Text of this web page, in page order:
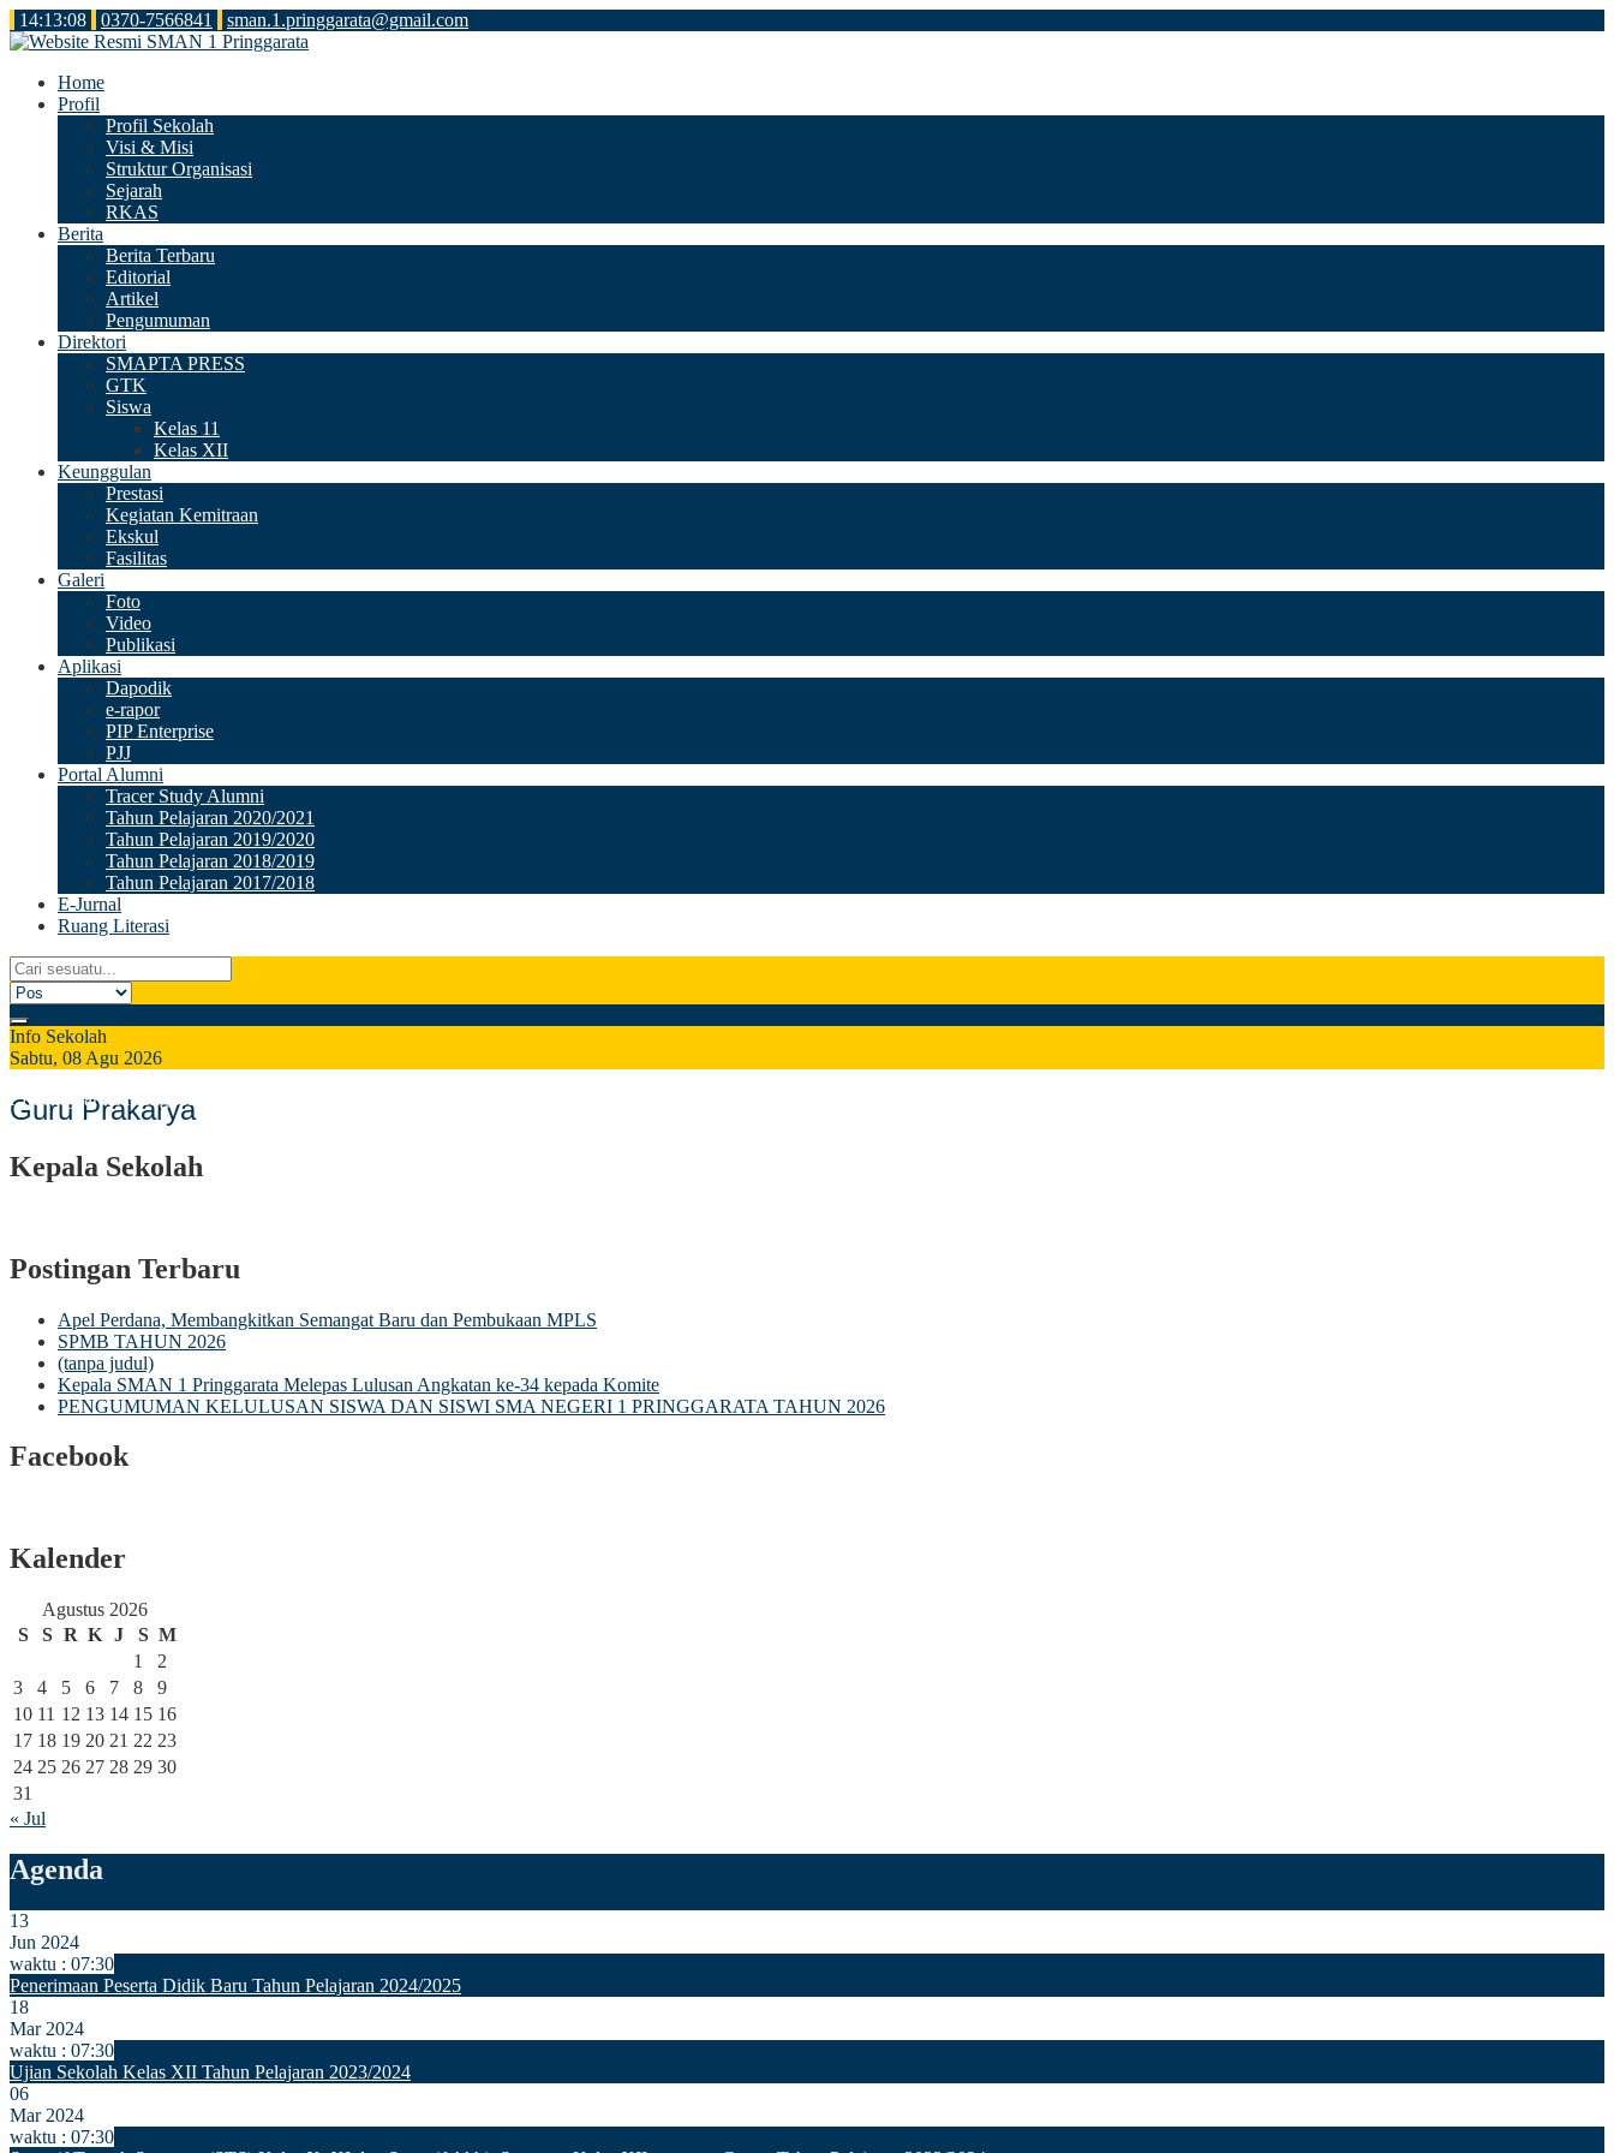
14:13:08 0370-7566841 sman.1.pringgarata@gmail.com
Home
Profil
Profil Sekolah
Visi & Misi
Struktur Organisasi
Sejarah
RKAS
Berita
Berita Terbaru
Editorial
Artikel
Pengumuman
Direktori
SMAPTA PRESS
GTK
Siswa
Kelas 11
Kelas XII
Keunggulan
Prestasi
Kegiatan Kemitraan
Ekskul
Fasilitas
Galeri
Foto
Video
Publikasi
Aplikasi
Dapodik
e-rapor
PIP Enterprise
PJJ
Portal Alumni
Tracer Study Alumni
Tahun Pelajaran 2020/2021
Tahun Pelajaran 2019/2020
Tahun Pelajaran 2018/2019
Tahun Pelajaran 2017/2018
E-Jurnal
Ruang Literasi
Info Sekolah
Sabtu, 08 Agu 2026
Mengucapkan "Selamat Memperingati Hari Pendidikan Nasional 2026: Menguatkan Partisipasi Semesta Mewujudkan Pendidikan Bermutu untuk Semua"
Guru Prakarya
Kepala Sekolah
Postingan Terbaru
Apel Perdana, Membangkitkan Semangat Baru dan Pembukaan MPLS
SPMB TAHUN 2026
(tanpa judul)
Kepala SMAN 1 Pringgarata Melepas Lulusan Angkatan ke-34 kepada Komite
PENGUMUMAN KELULUSAN SISWA DAN SISWI SMA NEGERI 1 PRINGGARATA TAHUN 2026
Facebook
Kalender
Agustus 2026
S
S R K J S M
1
2
3
4 5 6 7 8
9
10 11 12 13 14 15 16
17 18 19 20 21 22 23
24 25 26 27 28 29 30
31
« Jul
Agenda
13
Jun 2024
waktu : 07:30
Penerimaan Peserta Didik Baru Tahun Pelajaran 2024/2025
18
Mar 2024
waktu : 07:30
Ujian Sekolah Kelas XII Tahun Pelajaran 2023/2024
06
Mar 2024
waktu : 07:30